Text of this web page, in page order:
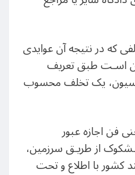
که در نتیجه آن عوایدی
اسـت طبق تعریف
این کنوانسیون، یک تخلف محسوب
فن اجازه عبور
از طریـق سرزمین،
کشور با اطلاع و تحت